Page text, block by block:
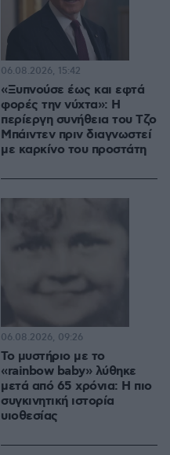
«Ξυπνούσε έως και εφτά
φορές την νύχτα»: Η
περίεργη συνήθεια του Τζο
Μπάιντεν πριν διαγνωστεί
με καρκίνο του προστάτη
06.08.2026, 15:42
Το μυστήριο με το
«rainbow baby» λύθηκε
μετά από 65 χρόνια: Η πιο
συγκινητική ιστορία
υιοθεσίας
06.08.2026, 09:26